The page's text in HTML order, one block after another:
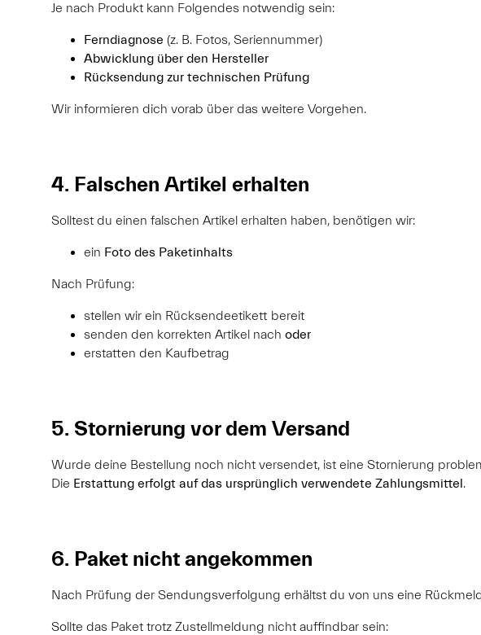
Je nach Produkt kann Folgendes notwendig sein:
Ferndiagnose (z. B. Fotos, Seriennummer)
Abwicklung über den Hersteller
Rücksendung zur technischen Prüfung
Wir informieren dich vorab über das weitere Vorgehen.
4. Falschen Artikel erhalten
Solltest du einen falschen Artikel erhalten haben, benötigen wir:
ein Foto des Paketinhalts
Nach Prüfung:
stellen wir ein Rücksendeetikett bereit
senden den korrekten Artikel nach oder
erstatten den Kaufbetrag
5. Stornierung vor dem Versand
Wurde deine Bestellung noch nicht versendet, ist eine Stornierung
Die Erstattung erfolgt auf das ursprünglich verwendete Zahlungsmittel.
6. Paket nicht angekommen
Nach Prüfung der Sendungsverfolgung erhältst du von uns eine
Sollte das Paket trotz Zustellmeldung nicht auffindbar sein: